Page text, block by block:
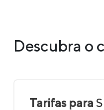
Descubra o
Tarifas para